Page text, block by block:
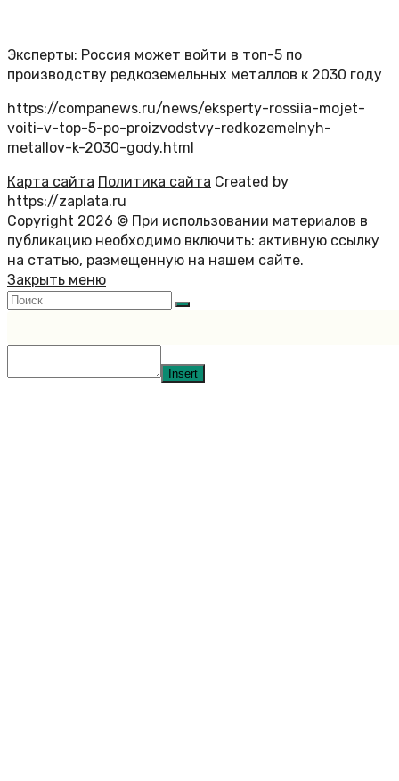
Эксперты: Россия может войти в топ-5 по
производству редкоземельных металлов к 2030 году
https://companews.ru/news/eksperty-rossiia-mojet-
voiti-v-top-5-po-proizvodstvy-redkozemelnyh-
metallov-k-2030-gody.html
Карта сайта Политика сайта Created by
https://zaplata.ru
Copyright 2026 © При использовании материалов в
публикацию необходимо включить: активную ссылку
на статью, размещенную на нашем сайте.
Закрыть меню
Insert